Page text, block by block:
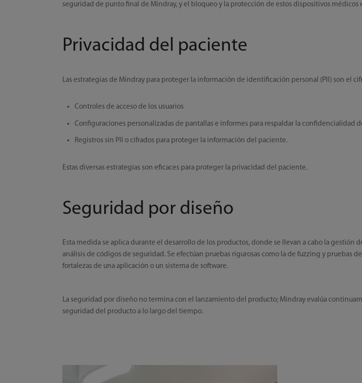
seguridad de punto final de Mindray, y el bloqueo y la protección de estos dispositivos
Privacidad del paciente
Las estrategias de Mindray para proteger la información de identificación personal (PII) son el
Controles de acceso de los usuarios
Configuraciones personalizadas de pantallas e informes para respaldar la confidencialidad
Registros sin PII o cifrados para proteger la información del paciente.
Estas diversas estrategias son eficaces para proteger la privacidad del paciente.
Seguridad por diseño
Esta medida se aplica durante el desarrollo de los productos, donde se llevan a cabo la gestión
análisis de códigos de seguridad. Se efectúan pruebas rigurosas como la de fuzzing y pruebas
fortalezas de una aplicación o un sistema de software.
La seguridad por diseño no termina con el lanzamiento del producto; Mindray evalúa
seguridad del producto a lo largo del tiempo.